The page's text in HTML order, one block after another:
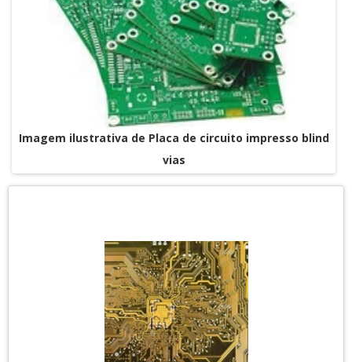
Imagem ilustrativa de Placa de circuito impresso blind
vias